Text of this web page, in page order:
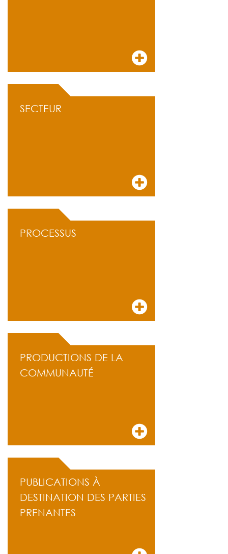
SECTEUR
PROCESSUS
PRODUCTIONS DE LA
COMMUNAUTÉ
PUBLICATIONS À
DESTINATION DES PARTIES
PRENANTES